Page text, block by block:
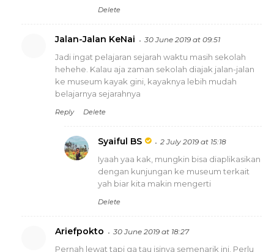
Delete
Jalan-Jalan KeNai 30 June 2019 at 09:51
Jadi ingat pelajaran sejarah waktu masih sekolah
hehehe. Kalau aja zaman sekolah diajak jalan-jalan
ke museum kayak gini, kayaknya lebih mudah
belajarnya sejarahnya
Reply Delete
Syaiful BS 2 July 2019 at 15:18
Iyaah yaa kak, mungkin bisa diaplikasikan
dengan kunjungan ke museum terkait
yah biar kita makin mengerti
Delete
Ariefpokto 30 June 2019 at 18:27
Pernah lewat tapi ga tau isinya semenarik ini. Perlu